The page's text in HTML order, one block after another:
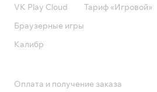
VK Play Cloud
Браузерные игры
Калибр
Тариф «Игровой»
Оплата и получение заказа